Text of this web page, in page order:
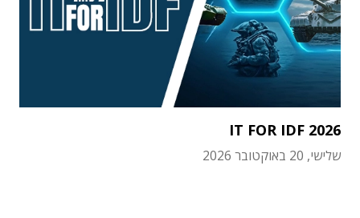
IT FOR IDF 2026
שלישי, 20 באוקטובר 2026